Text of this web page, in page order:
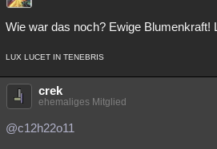
Wie war das noch? Ewige Blumenkraft!
LUX LUCET IN TENEBRIS
crek
ehemaliges Mitglied
@c12h22o11